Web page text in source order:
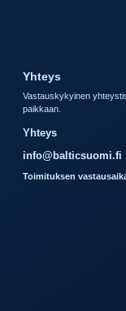
Yhteys
Vastauskykyinen
paikkaan.
Yhteys
info@balticsuomi.fi
Toimituksen